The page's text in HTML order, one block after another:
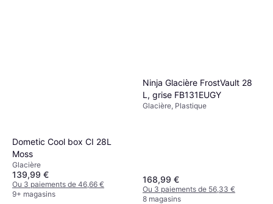
Dometic Cool box CI 28L
Moss
Glacière
139,99 €
Ou 3 paiements de 46,66 €
9+ magasins
Ninja Glacière FrostVault 28
L, grise FB131EUGY
Glacière, Plastique
168,99 €
Ou 3 paiements de 56,33 €
8 magasins